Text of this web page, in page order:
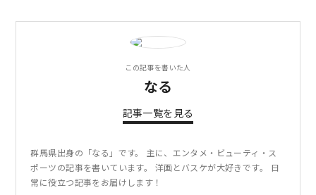
この記事を書いた人
なる
記事一覧を見る
群馬県出身の「なる」です。 主に、エンタメ・ビューティ・ス
ポーツの記事を書いています。 洋画とバスケが大好きです。 日
常に役立つ記事をお届けします！